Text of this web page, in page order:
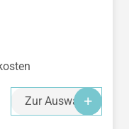
Zur Auswahl